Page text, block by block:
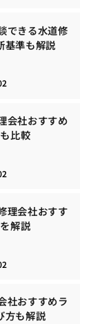
できる水道修
基準も解説
会社おすすめ
比較
理会社おすす
解説
社おすすめラ
方も解説